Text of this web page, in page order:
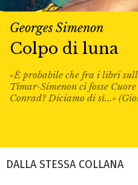
Georges Simenon
Colpo di luna
«È probabile che fra i libri
Timar-Simenon ci fosse
Conrad? Diciamo di sì...»
DALLA STESSA COLLANA